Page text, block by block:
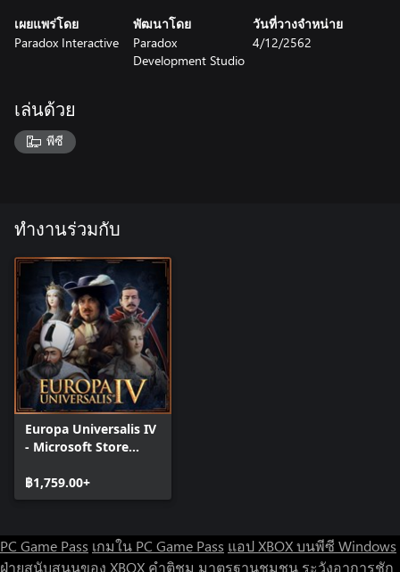
เผยแพร่โดย
Paradox Interactive
พัฒนาโดย
Paradox
Development Studio
วันที่วางจำหน่าย
4/12/2562
เล่นด้วย
พีซี
ทำงานร่วมกับ
Europa Universalis IV
- Microsoft Store
฿1,759.00+
PC Game Pass เกมใน PC Game Pass แอป XBOX บนพีซี Windows
ฝ่ายสนับสนุนของ XBOX คำติชม มาตรฐานชุมชน ระวังอาการชัก